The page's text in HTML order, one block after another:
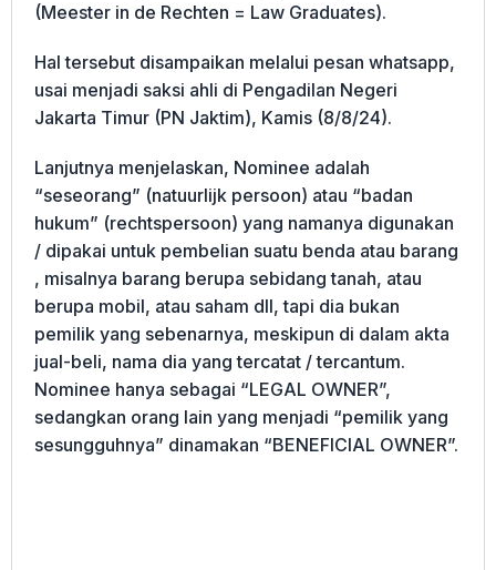
(Meester in de Rechten = Law Graduates).
Hal tersebut disampaikan melalui pesan whatsapp,
usai menjadi saksi ahli di Pengadilan Negeri
Jakarta Timur (PN Jaktim), Kamis (8/8/24).
Lanjutnya menjelaskan, Nominee adalah
“seseorang” (natuurlijk persoon) atau “badan
hukum” (rechtspersoon) yang namanya digunakan
/ dipakai untuk pembelian suatu benda atau barang
, misalnya barang berupa sebidang tanah, atau
berupa mobil, atau saham dll, tapi dia bukan
pemilik yang sebenarnya, meskipun di dalam akta
jual-beli, nama dia yang tercatat / tercantum.
Nominee hanya sebagai “LEGAL OWNER”,
sedangkan orang lain yang menjadi “pemilik yang
sesungguhnya” dinamakan “BENEFICIAL OWNER”.